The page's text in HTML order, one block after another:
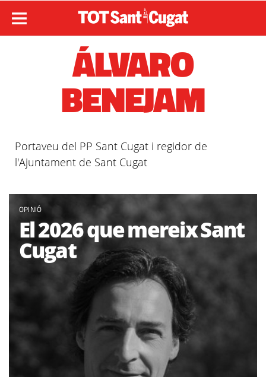
ÁLVARO
BENEJAM
Portaveu del PP Sant Cugat i regidor de
l'Ajuntament de Sant Cugat
OPINIÓ
El 2026 que mereix Sant
Cugat